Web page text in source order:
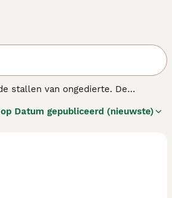
stallen van ongedierte. De
Hollandse smoushond weer in de
Datum gepubliceerd (nieuwste)